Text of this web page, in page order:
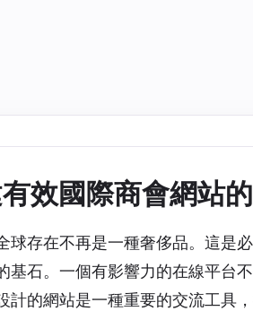
效國際商會網站
存在不再是一種奢侈品。這是
基石。一個有影響力的在線平台
計的網站是一種重要的交流工具